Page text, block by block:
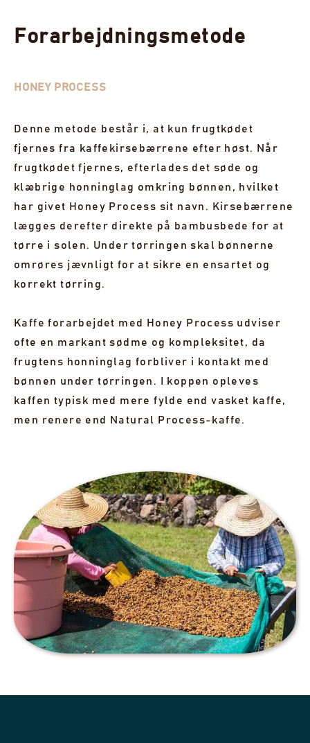
Forarbejdningsmetode
HONEY PROCESS
Denne metode består i, at kun frugtkødet
fjernes fra kaffekirsebærrene efter høst. Når
frugtkødet fjernes, efterlades det søde og
klæbrige honninglag omkring bønnen, hvilket
har givet Honey Process sit navn. Kirsebærrene
lægges derefter direkte på bambusbede for at
tørre i solen. Under tørringen skal bønnerne
omrøres jævnligt for at sikre en ensartet og
korrekt tørring.
Kaffe forarbejdet med Honey Process udviser
ofte en markant sødme og kompleksitet, da
frugtens honninglag forbliver i kontakt med
bønnen under tørringen. I koppen opleves
kaffen typisk med mere fylde end vasket kaffe,
men renere end Natural Process-kaffe.